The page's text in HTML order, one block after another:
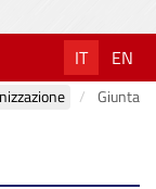
IT EN
Giunta